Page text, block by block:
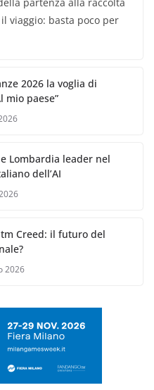
partenza alla raccolta
viaggio: basta poco per
2026 la voglia di
mio paese”
Lombardia leader nel
dell’AI
Creed: il futuro del
2026